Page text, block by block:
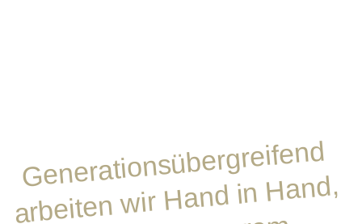
Generationsübergreifend
arbeiten
wir
Hand in
Hand,
denn bei unsere
Fa
milienbetrieb a
gerne